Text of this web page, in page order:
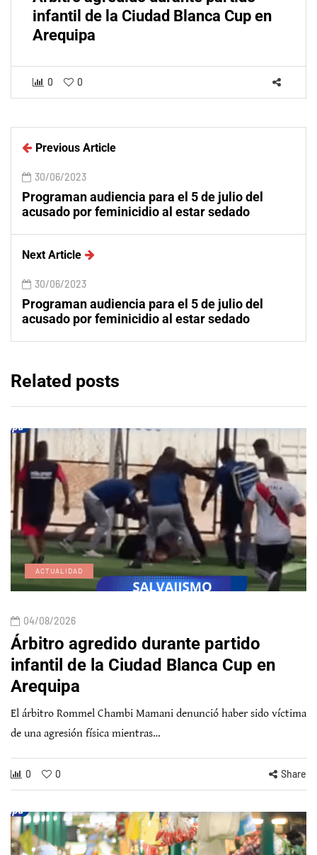
infantil de la Ciudad Blanca Cup en
Arequipa
0 0
Previous Article
30/06/2023
Programan audiencia para el 5 de julio del
acusado por feminicidio al estar sedado
Next Article
30/06/2023
Programan audiencia para el 5 de julio del
acusado por feminicidio al estar sedado
Related posts
ACTUALIDAD
04/08/2026
Árbitro agredido durante partido
infantil de la Ciudad Blanca Cup en
Arequipa
El árbitro Rommel Chambi Mamani denunció haber sido víctima
de una agresión física mientras…
0 0 Share